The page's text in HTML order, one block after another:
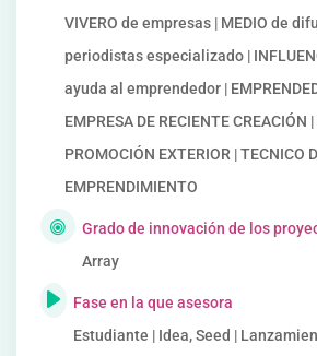
VIVERO de empresas | MEDIO de
periodistas especializado |
ayuda al emprendedor |
EMPRESA DE RECIENTE CREACIÓN
PROMOCIÓN EXTERIOR | TECNICO
EMPRENDIMIENTO
Grado de innovación de los
Array
Fase en la que asesora
Estudiante | Idea, Seed |